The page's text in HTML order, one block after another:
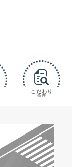
こだわり
条件